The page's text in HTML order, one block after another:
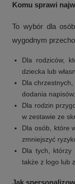
Komu sprawi
To wybór dla
wygodnym
Dla rodziców,
dziecka lub
Dla
dodania napisów.
Dla rodzin
w zestawie ze
Dla osób, które
zmniejszyć
Dla tych, którzy
także z logo lub